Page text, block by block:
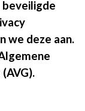
beveiligde
we deze aan.